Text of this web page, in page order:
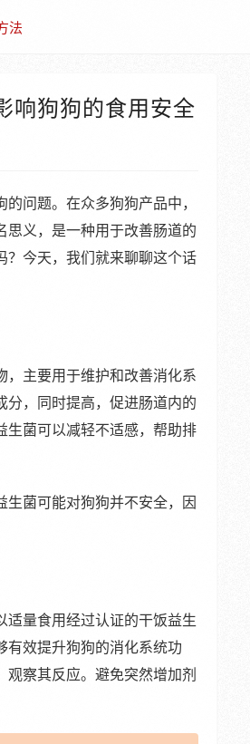
法
响狗狗的食用安全
问题。在众多狗狗产品中，
思义，是一种用于改善肠道的
？今天，我们就来聊聊这个话
主要用于维护和改善消化系
，同时提高，促进肠道内的
生菌可以减轻不适感，帮助排
菌可能对狗狗并不安全，因
适量食用经过认证的干饭益生
有效提升狗狗的消化系统功
观察其反应。避免突然增加剂